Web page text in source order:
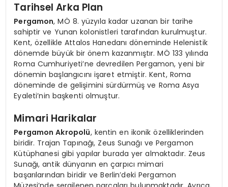
Tarihsel Arka Plan
Pergamon, MÖ 8. yüzyıla kadar uzanan bir tarihe
sahiptir ve Yunan kolonistleri tarafından kurulmuştur.
Kent, özellikle Attalos Hanedanı döneminde Helenistik
dönemde büyük bir önem kazanmıştır. MÖ 133 yılında
Roma Cumhuriyeti’ne devredilen Pergamon, yeni bir
dönemin başlangıcını işaret etmiştir. Kent, Roma
döneminde de gelişimini sürdürmüş ve Roma Asya
Eyaleti’nin başkenti olmuştur.
Mimari Harikalar
Pergamon Akropolü, kentin en ikonik özelliklerinden
biridir. Trajan Tapınağı, Zeus Sunağı ve Pergamon
Kütüphanesi gibi yapılar burada yer almaktadır. Zeus
Sunağı, antik dünyanın en çarpıcı mimari
başarılarından biridir ve Berlin’deki Pergamon